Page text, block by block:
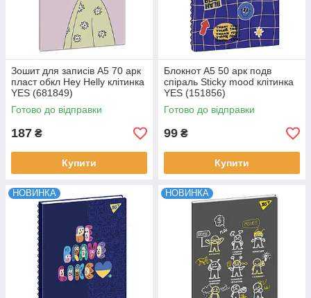
Зошит для записів А5 70 арк
пласт обкл Hey Helly клітинка
YES (681849)
Готово до відправки
187 ₴
Купити
Блокнот А5 50 арк подв
cпіраль Sticky mood клітинка
YES (151856)
Готово до відправки
99 ₴
Купити
НОВИНКА НОВИНКА